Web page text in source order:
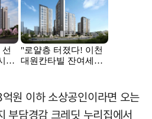
원 이하 소상공인이라면 오는
부담경감 크레딧 누리집에서